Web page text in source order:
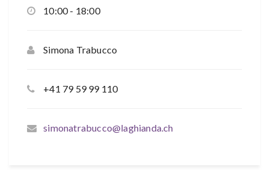
10:00 - 18:00
Simona Trabucco
+41 79 59 99 110
simonatrabucco@laghianda.ch